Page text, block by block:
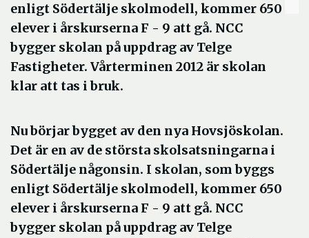
enligt Södertälje skolmodell, kommer 650
elever i årskurserna F - 9 att gå. NCC
bygger skolan på uppdrag av Telge
Fastigheter. Vårterminen 2012 är skolan
klar att tas i bruk.
Nu börjar bygget av den nya Hovsjöskolan.
Det är en av de största skolsatsningarna i
Södertälje någonsin. I skolan, som byggs
enligt Södertälje skolmodell, kommer 650
elever i årskurserna F - 9 att gå. NCC
bygger skolan på uppdrag av Telge